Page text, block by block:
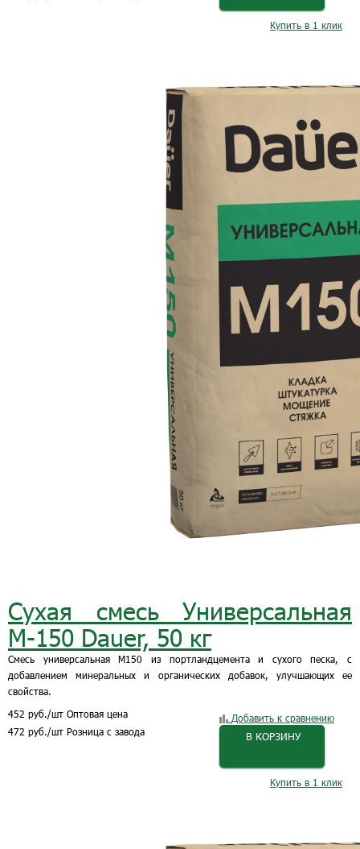
Купить в 1 клик
Сухая смесь Универсальная
М-150 Dauer, 50 кг
Смесь универсальная М150 из портландцемента и сухого песка, с
добавлением минеральных и органических добавок, улучшающих ее
свойства.
452 руб./шт Оптовая цена
472 руб./шт Розница с завода
Добавить к сравнению
В КОРЗИНУ
Купить в 1 клик